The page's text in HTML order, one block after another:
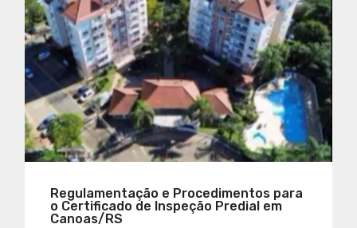
Regulamentação e Procedimentos para
o Certificado de Inspeção Predial em
Canoas/RS